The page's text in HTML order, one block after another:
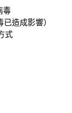
毒
造成影響）
式